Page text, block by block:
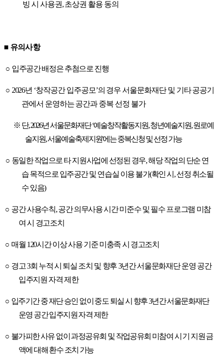
빙 시 사용권,초상권 활용 동의
■ 유의사항
○ 입주공간 배정은 추첨으로 진행
○ 2026년 ‘창작공간 입주공모’의 경우 서울문화재단 및 기타 공공기
관에서 운영하는 공간과 중복 선정 불가
※ 단, 2026년 서울문화재단‘예술창작활동지원,청년예술지원,원로예
술지원,서울예술축제지원'에는 중복신청 및 선정 가능
○ 동일한 작업으로 타 지원사업에 선정된 경우,해당 작업의 단순 연
습 목적으로 입주공간 및 연습실 이용 불가(확인 시 ,선정 취소될
수 있음)
○ 공간 사용수칙,공간 의무사용 시간 미준수 및 필수 프로그램 미참
여 시 경고조치
○ 매월 120시간 이상 사용 기준 미충족 시 경고조치
○ 경고3회 누적 시 퇴실 조치 및 향후3년간 서울문화재단 운영 공간
입주지원 자격 제한
○ 입주기간 중 재단 승인 없이 중도 퇴실 시 향후3년간 서울문화재단
운영 공간 입주지원 자격 제한
○ 불가피한 사유 없이 과정공유회 및 작업공유회 미참여 시 기 지원 금
액에 대해 환수 조치 가능